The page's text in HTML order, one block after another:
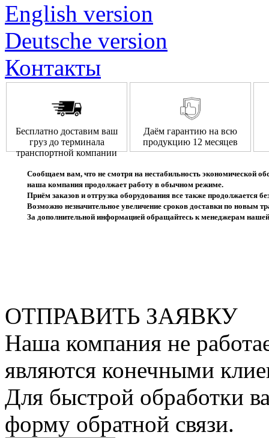
English version
Deutsche version
Контакты
Бесплатно доставим ваш
груз до терминала
транспортной компании
Даём гарантию на всю
продукцию 12 месяцев
Сообщаем вам, что не смотря на нестабильность экономической
наша компания продолжает работу в обычном режиме.
Приём заказов и отгрузка оборудования все также продолжается
Возможно незначительное увеличение сроков доставки по новым
За дополнительной информацией обращайтесь к менеджерам
ОТПРАВИТЬ ЗАЯВКУ
Наша компания не
являются конечными
Для быстрой обработки
форму обратной связи.